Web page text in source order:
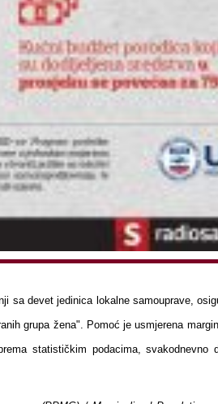
sa devet jedinica lokalne samouprave,
grupa žena".
Pomoć je usmjerena
statističkim podacima, svakodnevno